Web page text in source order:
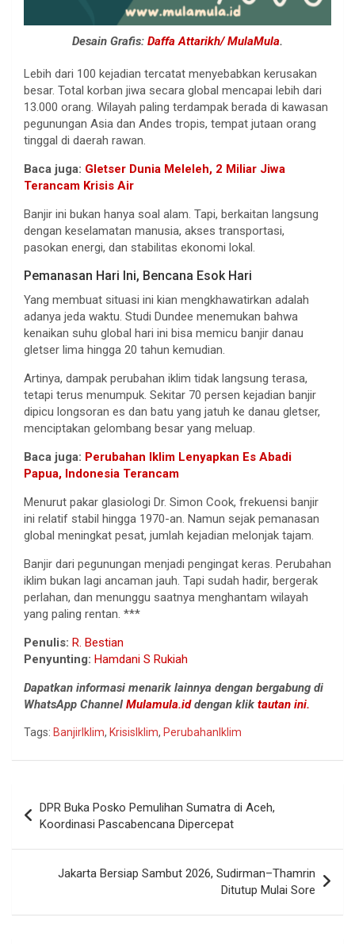
Desain Grafis: Daffa Attarikh/ MulaMula.
Lebih dari 100 kejadian tercatat menyebabkan kerusakan
besar. Total korban jiwa secara global mencapai lebih dari
13.000 orang. Wilayah paling terdampak berada di kawasan
pegunungan Asia dan Andes tropis, tempat jutaan orang
tinggal di daerah rawan.
Baca juga: Gletser Dunia Meleleh, 2 Miliar Jiwa
Terancam Krisis Air
Banjir ini bukan hanya soal alam. Tapi, berkaitan langsung
dengan keselamatan manusia, akses transportasi,
pasokan energi, dan stabilitas ekonomi lokal.
Pemanasan Hari Ini, Bencana Esok Hari
Yang membuat situasi ini kian mengkhawatirkan adalah
adanya jeda waktu. Studi Dundee menemukan bahwa
kenaikan suhu global hari ini bisa memicu banjir danau
gletser lima hingga 20 tahun kemudian.
Artinya, dampak perubahan iklim tidak langsung terasa,
tetapi terus menumpuk. Sekitar 70 persen kejadian banjir
dipicu longsoran es dan batu yang jatuh ke danau gletser,
menciptakan gelombang besar yang meluap.
Baca juga: Perubahan Iklim Lenyapkan Es Abadi
Papua, Indonesia Terancam
Menurut pakar glasiologi Dr. Simon Cook, frekuensi banjir
ini relatif stabil hingga 1970-an. Namun sejak pemanasan
global meningkat pesat, jumlah kejadian melonjak tajam.
Banjir dari pegunungan menjadi pengingat keras. Perubahan
iklim bukan lagi ancaman jauh. Tapi sudah hadir, bergerak
perlahan, dan menunggu saatnya menghantam wilayah
yang paling rentan. ***
Penulis: R. Bestian
Penyunting: Hamdani S Rukiah
Dapatkan informasi menarik lainnya dengan bergabung di
WhatsApp Channel Mulamula.iddengan klik tautan ini.
Tags: BanjirIklim, KrisisIklim, PerubahanIklim
pos
DPR Buka Posko Pemulihan Sumatra di Aceh,
Koordinasi Pascabencana Dipercepat
Jakarta Bersiap Sambut 2026, Sudirman–Thamrin
Ditutup Mulai Sore